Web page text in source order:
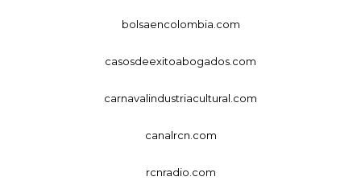
bolsaencolombia.com
casosdeexitoabogados.com
carnavalindustriacultural.com
canalrcn.com
rcnradio.com